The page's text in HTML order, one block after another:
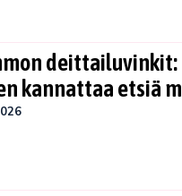
kannattaa etsiä